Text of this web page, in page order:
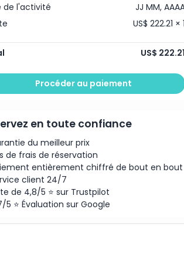
de l'activité
JJ MM,
US$ 222.21 × 1
US$ 222.21
Procéder au paiement
en toute confiance
du meilleur prix
de frais de réservation
entièrement chiffré de bout en bout
client 24/7
de 4,8/5 ⭐ sur Trustpilot
5 ⭐ Évaluation sur Google